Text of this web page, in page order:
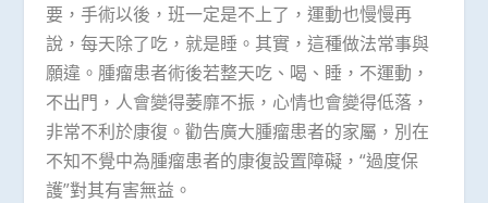
要，手術以後，班一定是不上了，運動也慢慢再
說，每天除了吃，就是睡。其實，這種做法常事與
願違。腫瘤患者術後若整天吃、喝、睡，不運動，
不出門，人會變得萎靡不振，心情也會變得低落，
非常不利於康復。勸告廣大腫瘤患者的家屬，別在
不知不覺中為腫瘤患者的康復設置障礙，“過度保
護”對其有害無益。